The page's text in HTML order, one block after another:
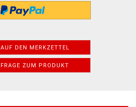
AUF DEN MERKZETTEL
FRAGE ZUM PRODUKT